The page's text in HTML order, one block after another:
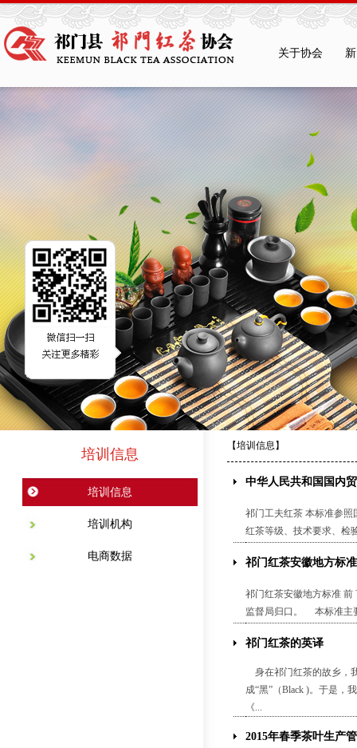
关于协会
培训信息
培训信息
培训机构
电商数据
【培训信息】
中华人民共和国国内
祁门工夫红茶 本标准参
红茶等级、技术要求、检
祁门红茶安徽地方标准
祁门红茶安徽地方标准
监督局归口。 本标准主
祁门红茶的英译
身在祁门红茶的故乡，
成“黑”（Black )。于是
《...
2015年春季茶叶生产